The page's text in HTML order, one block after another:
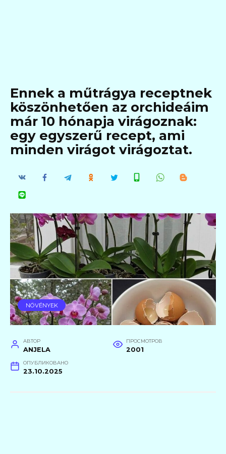
Ennek a műtrágya receptnek
köszönhetően az orchideáim
már 10 hónapja virágoznak:
egy egyszerű recept, ami
minden virágot virágoztat.
NÖVÉNYEK
АВТОР
ANJELA
ПРОСМОТРОВ
2001
ОПУБЛИКОВАНО
23.10.2025